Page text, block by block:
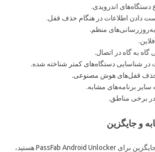
دستگاه‌های اندرویدی.
دادن اطلاعات در هنگام حذف قفل.
به‌روزرسانی‌های منظم.
گاه به گاه در اتصال.
شناسایی دستگاه‌های کمتر شناخته شده.
قفل‌های هوش مصنوعی.
سایر برنامه‌های مشابه.
در برخی مناطق.
و جایگزین
اگر به دنبال ابزارهای جایگزین برای PassFab Android Unlocker هستید،